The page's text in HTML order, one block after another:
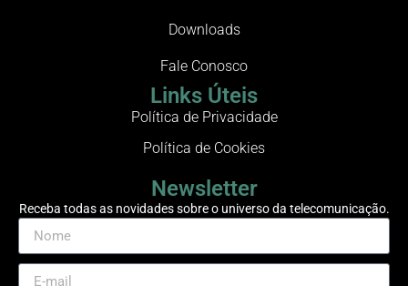
Downloads
Fale Conosco
Links Úteis
Política de Privacidade
Política de Cookies
Newsletter
Receba todas as novidades sobre o universo da telecomunicação.